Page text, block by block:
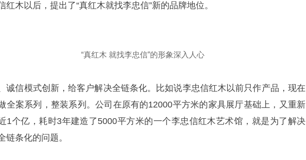
红木以后，提出了“真红木就找李忠信”新的品牌地位。
“真红木 就找李忠信”的形象深入人心
诚信模式创新，给客户解决全链条化。比如说李忠信红木以前只作产品，现在
全案系列，整装系列。公司在原有的12000平方米的家具展厅基础上，又重新
1个亿，耗时3年建造了5000平方米的一个李忠信红木艺术馆，就是为了解决
链条化的问题。